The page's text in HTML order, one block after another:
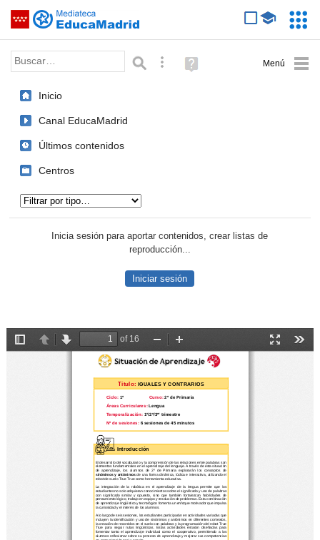
Saltar navegación
Palabra o frase: Búsqueda avanzada
Ayuda
(en
Inicio
Canal EducaMadrid
Últimos contenidos
Centros
Inicia sesión para aportar contenidos, crear listas de
reproducción...
Iniciar sesión